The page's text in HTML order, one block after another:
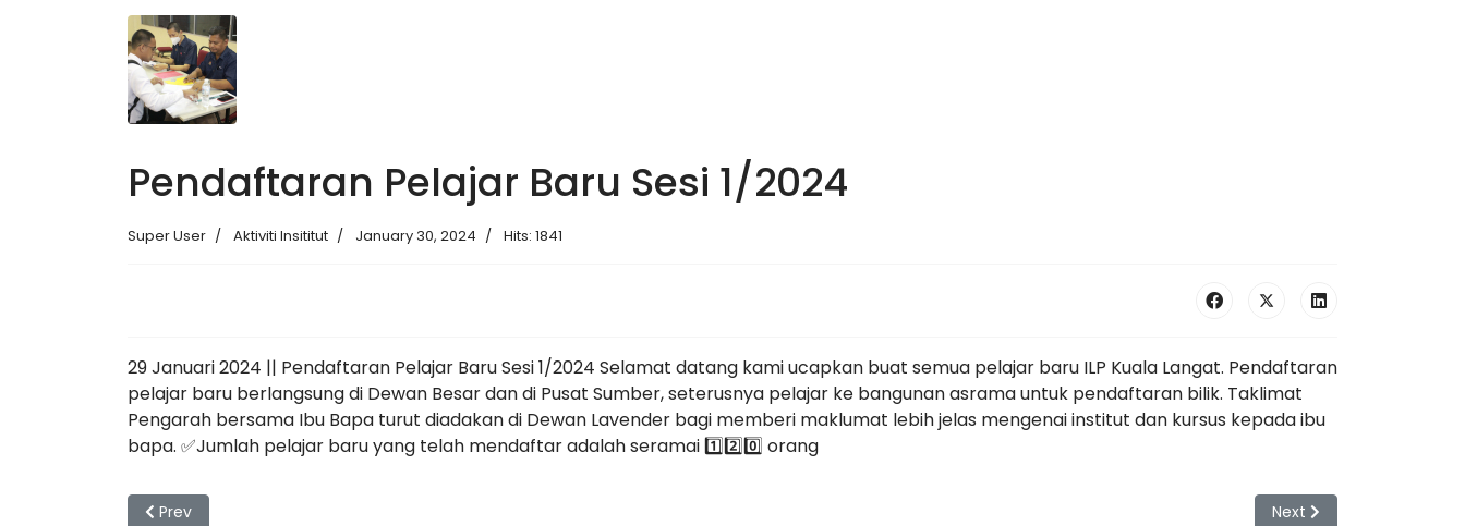
Pendaftaran Pelajar Baru Sesi 1/2024
Super User Aktiviti Insititut January 30, 2024 Hits: 1841
29 Januari 2024 || Pendaftaran Pelajar Baru Sesi 1/2024 Selamat datang kami ucapkan buat semua pelajar baru ILP Kuala Langat. Pendaftaran
pelajar baru berlangsung di Dewan Besar dan di Pusat Sumber, seterusnya pelajar ke bangunan asrama untuk pendaftaran bilik. Taklimat
Pengarah bersama Ibu Bapa turut diadakan di Dewan Lavender bagi memberi maklumat lebih jelas mengenai institut dan kursus kepada ibu
bapa. ✅Jumlah pelajar baru yang telah mendaftar adalah seramai 1️⃣2️⃣0️⃣ orang
Previous article: Program Minggu Silaturrahim Pelajar Baharu Sesi 1/2024
Prev Next article: Majlis
Next